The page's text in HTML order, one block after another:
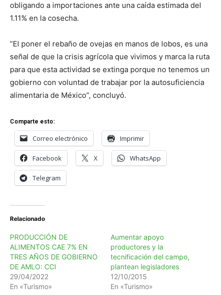
obligando a importaciones ante una caída estimada del
1.11% en la cosecha.
“El poner el rebaño de ovejas en manos de lobos, es una
señal de que la crisis agrícola que vivimos y marca la ruta
para que esta actividad se extinga porque no tenemos un
gobierno con voluntad de trabajar por la autosuficiencia
alimentaria de México”, concluyó.
Comparte esto:
Correo electrónico Imprimir
Facebook X WhatsApp
Telegram
Relacionado
PRODUCCIÓN DE
ALIMENTOS CAE 7% EN
TRES AÑOS DE GOBIERNO
DE AMLO: CCI
29/04/2022
En «Turismo»
Aumentar apoyo
productores y la
tecnificación del campo,
plantean legisladores
12/10/2015
En «Turismo»